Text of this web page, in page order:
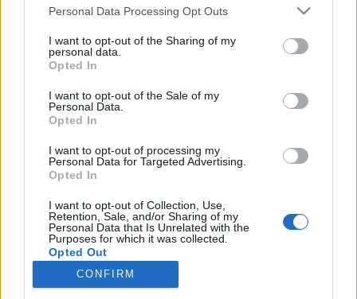
Please note that this website/app uses one or more Google
not limited to your visit or usage behaviour. You may click to
grant or deny consent to Google and its third-party tags to
use your data for below specified purposes in below Google
consent section.
Personal Data Processing Opt Outs
I want to opt-out of the Sharing of my
personal data.
Opted In
I want to opt-out of the Sale of my
Personal Data.
Opted In
I want to opt-out of processing my
Personal Data for Targeted Advertising.
Opted In
I want to opt-out of Collection, Use,
Retention, Sale, and/or Sharing of my
Personal Data that Is Unrelated with the
Purposes for which it was collected.
Opted Out
Google consents
CONFIRM
MEGOSZTÁS
NÉPI
IMPRESSZUM